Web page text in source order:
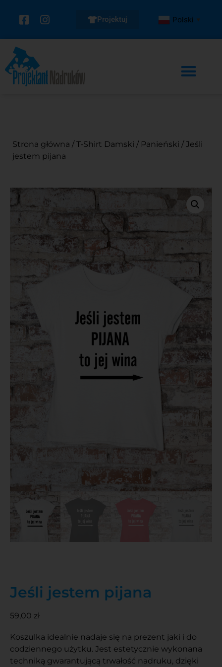
Projektuj Polski ▼
Strona główna /T-Shirt Damski / Panieński / Jeśli
jestem pijana
Jeśli jestem pijana
59,00 zł
Koszulka idealnie nadaje się na prezent jaki i do
codziennego użytku. Jest estetycznie wykonana
techniką gwarantującą trwałość nadruku, dzięki